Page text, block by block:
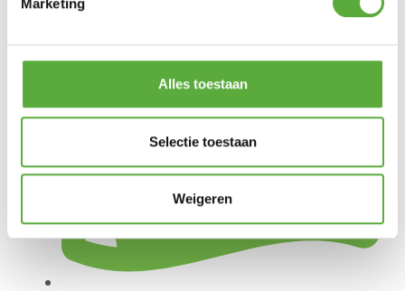
Alles toestaan
Selectie toestaan
Weigeren